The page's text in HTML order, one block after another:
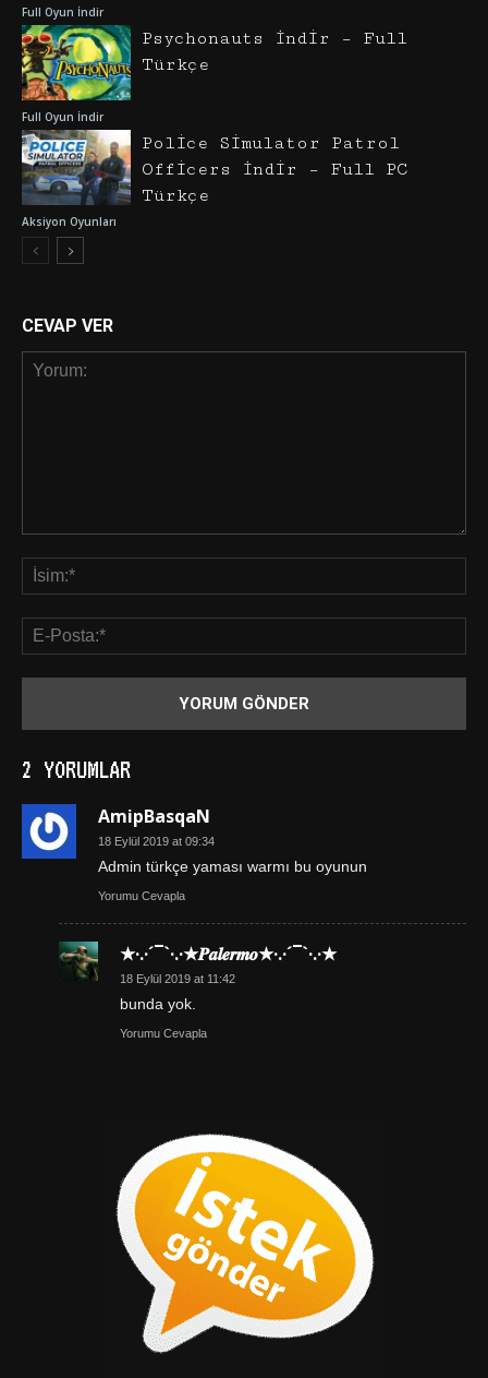
Full Oyun İndir
Full Oyun İndir
Psychonauts İndir – Full
Türkçe
Aksiyon Oyunları
Police Simulator Patrol
Officers İndir – Full PC
Türkçe
CEVAP VER
2 YORUMLAR
AmipBasqaN
18 Eylül 2019 at 09:34
Admin türkçe yaması warmı bu oyunun
Yorumu Cevapla
★·.·´¯`·.·★𝑷𝒂𝒍𝒆𝒓𝒎𝒐★·.·´¯`·.·★
18 Eylül 2019 at 11:42
bunda yok.
Yorumu Cevapla